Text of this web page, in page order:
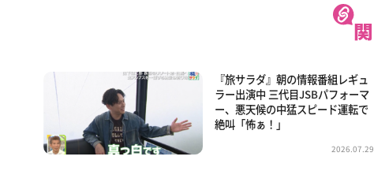
『旅サラダ』朝の情報番組レギュ
ラー出演中 三代目JSBパフォーマ
ー、悪天候の中猛スピード運転で
絶叫「怖ぁ！」
2026.07.29